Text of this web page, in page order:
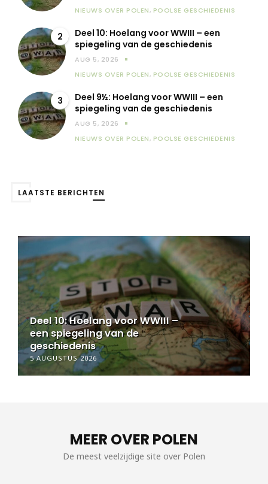
NIEUWS OVER POLEN, POOLSE GESCHIEDENIS
2
Deel 10: Hoelang voor WWIII – een
spiegeling van de geschiedenis
AUG 5, 2026
NIEUWS OVER POLEN, POOLSE GESCHIEDENIS
3
Deel 9½: Hoelang voor WWIII – een
spiegeling van de geschiedenis
AUG 5, 2026
NIEUWS OVER POLEN, POOLSE GESCHIEDENIS
LAATSTE BERICHTEN
Deel 9½: Hoelang voor WWIII –
een spiegeling van de
geschiedenis
5 AUGUSTUS 2026
MEER OVER POLEN
De meest veelzijdige site over Polen